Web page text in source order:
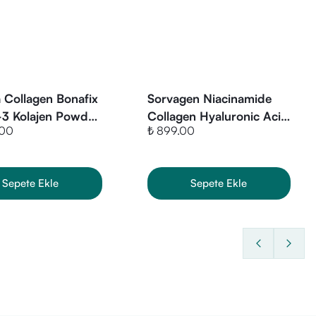
İçeriğindeki bileşenlerin
kolajen oluşumuna
Collagen Bonafix
Kolajen Powder
Sepete Ekle
Sorvagen Niacinamide
Collagen Hyaluronic Acid
60 Tablet
₺ 899.00
Sepete Ekle